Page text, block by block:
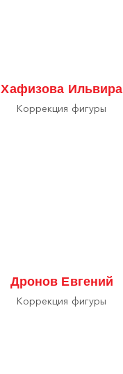
Хафизова Ильвира
Коррекция фигуры
Дронов Евгений
Коррекция фигуры